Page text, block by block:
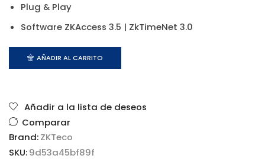
Plug & Play
Software ZKAccess 3.5 | ZkTimeNet 3.0
AÑADIR AL CARRITO
Añadir a la lista de deseos
Comparar
Brand:ZKTeco
SKU:9d53a45bf89f